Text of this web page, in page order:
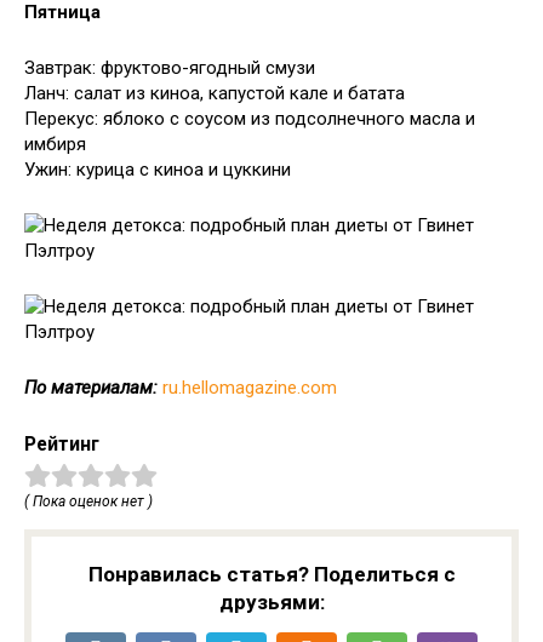
Пятница
Завтрак: фруктово-ягодный смузи
Ланч: салат из киноа, капустой кале и батата
Перекус: яблоко с соусом из подсолнечного масла и
имбиря
Ужин: курица с киноа и цуккини
По материалам: ru.hellomagazine.com
Рейтинг
( Пока оценок нет )
Понравилась статья? Поделиться с
друзьями: